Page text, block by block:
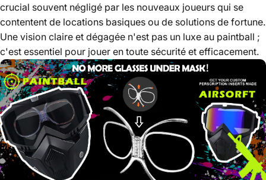
crucial souvent négligé par les nouveaux joueurs qui se
contentent de locations basiques ou de solutions de fortune.
Une vision claire et dégagée n'est pas un luxe au paintball ;
c'est essentiel pour jouer en toute sécurité et efficacement.